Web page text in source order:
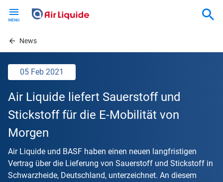
contentNews
05 Feb 2021
Air Liquide liefert Sauerstoff und
Stickstoff für die E-Mobilität von
Morgen
Air Liquide und BASF haben einen neuen langfristigen
Vertrag über die Lieferung von Sauerstoff und Stickstoff in
Schwarzheide, Deutschland, unterzeichnet. An diesem